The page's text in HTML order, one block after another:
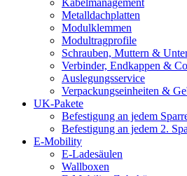
Metalldachplatten
Modulklemmen
Modultragprofile
Schrauben, Muttern &
Verbinder, Endkappen & Co
Auslegungsservice
Verpackungseinheiten &
UK-Pakete
Befestigung an jedem
Befestigung an jedem 2.
E-Mobility
E-Ladesäulen
Wallboxen